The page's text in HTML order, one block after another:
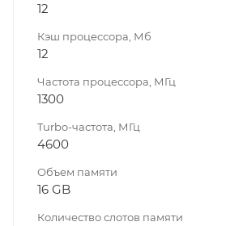
12
Кэш процессора, Мб
12
Частота процессора, МГц
1300
Turbo-частота, МГц
4600
Объем памяти
16 GB
Количество слотов памяти